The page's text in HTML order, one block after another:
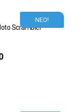
ΝΕΟ!
Scrambler